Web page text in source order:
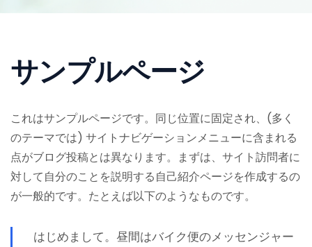
サンプルページ
これはサンプルページです。同じ位置に固定され、(多く
のテーマでは) サイトナビゲーションメニューに含まれる
点がブログ投稿とは異なります。まずは、サイト訪問者に
対して自分のことを説明する自己紹介ページを作成するの
が一般的です。たとえば以下のようなものです。
はじめまして。昼間はバイク便のメッセンジャー